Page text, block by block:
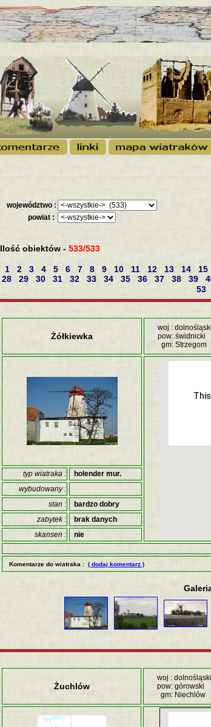
województwo :
powiat :
Ilość obiektów - 533/533
1 2 3 4 5 6 7 8 9 10 11 12 13 14 15
28
29 30 31 32 33 34 35 36 37 38 39
53
Żółkiewka
woj :
pow: świdnicki
gm: Strzegom
typ wiatraka :
holender mur.
wybudowany :
stan :
bardzo dobry
zabytek :
brak danych
skansen :
nie
Komentarze do wiatraka : ( dodaj komentarz )
Żuchlów
woj :
pow: górowski
gm: Niechlów